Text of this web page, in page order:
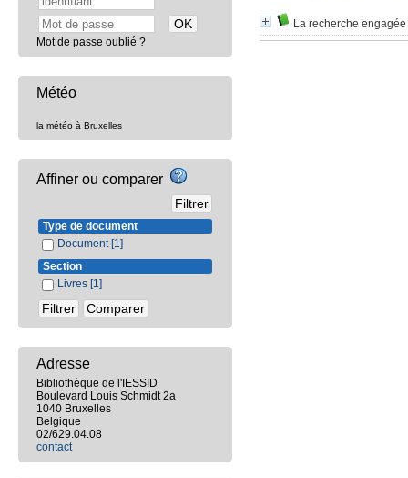
La recherche
Mot de passe oublié ?
Météo
la météo à Bruxelles
Affiner ou comparer
Type de document
Document [1]
Section
Livres [1]
Adresse
Bibliothèque de l'IESSID
Boulevard Louis Schmidt 2a
1040 Bruxelles
Belgique
02/629.04.08
contact